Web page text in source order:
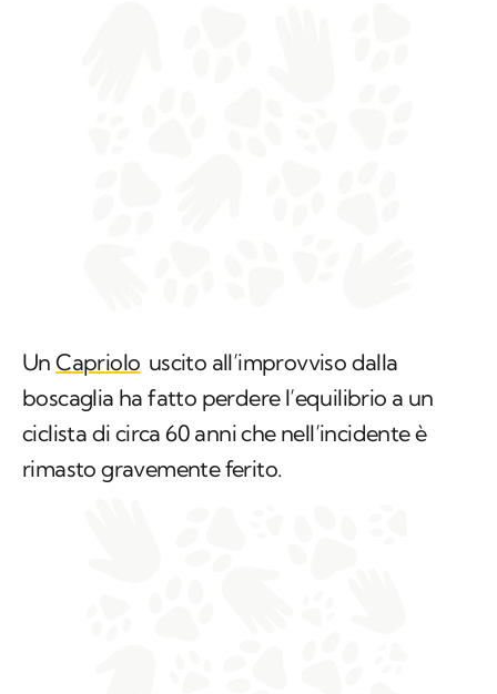
UnCapriolo uscito all’improvviso dalla
boscaglia ha fatto perdere l’equilibrio a un
ciclista di circa 60 anni che nell’incidente è
rimasto gravemente ferito.